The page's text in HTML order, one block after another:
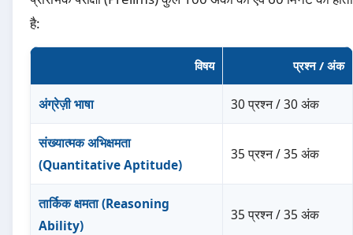
है:
विषय प्रश्न / अंक
अंग्रेज़ी भाषा 30 प्रश्न / 30 अंक
संख्यात्मक अभिक्षमता
(Quantitative Aptitude)
35 प्रश्न / 35 अंक
तार्किक क्षमता (Reasoning
Ability)
35 प्रश्न / 35 अंक